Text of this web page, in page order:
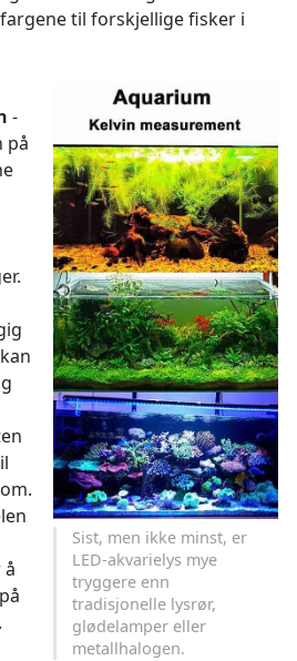
til forskjellige fisker i
Sist, men ikke minst, er
LED-akvarielys mye
tryggere enn
tradisjonelle lysrør,
glødelamper eller
metallhalogen.
-
på